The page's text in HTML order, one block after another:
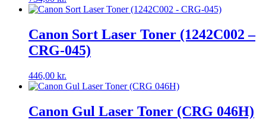
Canon Sort Laser Toner (1242C002 –
CRG-045)
446,00 kr.
Canon Gul Laser Toner (CRG 046H)